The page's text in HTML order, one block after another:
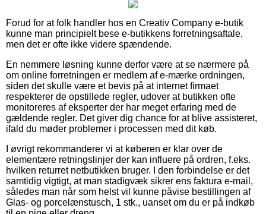
Forud for at folk handler hos en Creativ Company e-butik
kunne man principielt bese e-butikkens forretningsaftale,
men det er ofte ikke videre spændende.
En nemmere løsning kunne derfor være at se nærmere på
om online forretningen er medlem af e-mærke ordningen,
siden det skulle være et bevis på at internet firmaet
respekterer de opstillede regler, udover at butikken ofte
monitoreres af eksperter der har meget erfaring med de
gældende regler. Det giver dig chance for at blive assisteret,
ifald du møder problemer i processen med dit køb.
I øvrigt rekommanderer vi at køberen er klar over de
elementære retningslinjer der kan influere på ordren, f.eks.
hvilken returret netbutikken bruger. I den forbindelse er det
samtidig vigtigt, at man stadigvæk sikrer ens faktura e-mail,
således man når som helst vil kunne påvise bestillingen af
Glas- og porcelænstusch, 1 stk., uanset om du er på indkøb